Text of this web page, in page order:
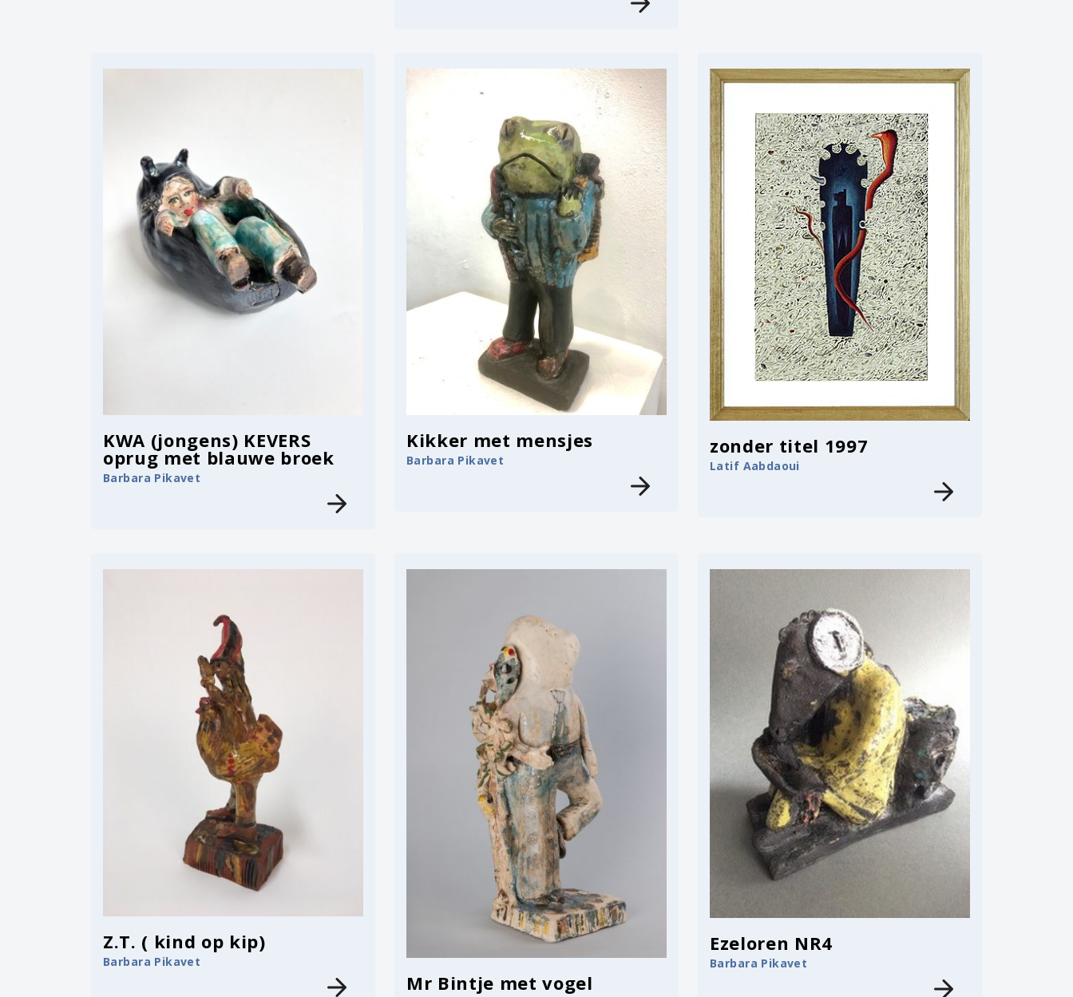
KWA (jongens) KEVERS
oprug met blauwe broek
Barbara Pikavet
Kikker met mensjes
Barbara Pikavet
zonder titel 1997
Latif Aabdaoui
Z.T. ( kind op kip)
Barbara Pikavet
Mr Bintje met vogel
Ezeloren NR4
Barbara Pikavet